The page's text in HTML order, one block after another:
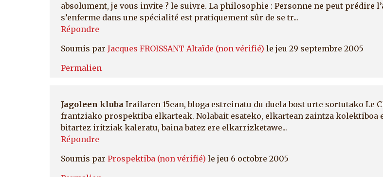
absolument, je vous invite ? le suivre. La philosophie : Personne ne peut prédire
s’enferme dans une spécialité est pratiquement sûr de se tr...
Répondre
Soumis par Jacques FROISSANT Altaïde (non vérifié) le jeu 29 septembre 2005
Permalien
Jagoleen kluba Irailaren 15ean, bloga estreinatu du duela bost urte sortutako Le
frantziako prospektiba elkarteak. Nolabait esateko, elkartean zaintza kolektiboa
bitartez iritziak kaleratu, baina batez ere elkarrizketawe...
Répondre
Soumis par Prospektiba (non vérifié) le jeu 6 octobre 2005